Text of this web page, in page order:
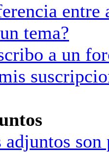
tema?
a un
adjuntos